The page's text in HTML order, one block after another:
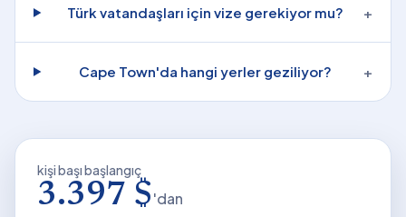
Türk vatandaşları için vize gerekiyor mu? +
Cape Town'da hangi yerler geziliyor? +
kişi başı başlangıç
3.397 $'dan